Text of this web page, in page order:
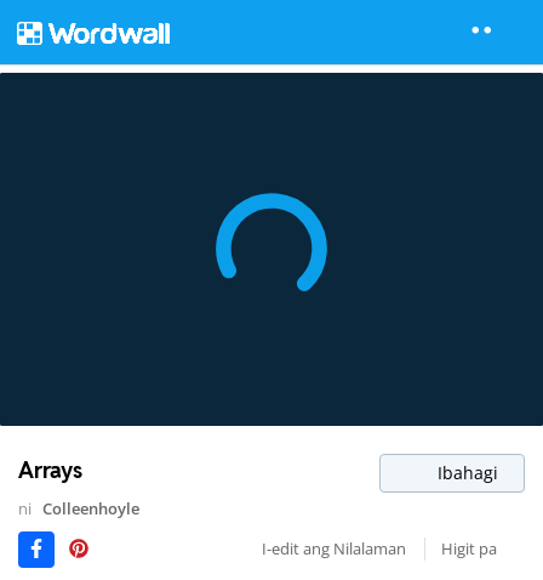
Arrays Ibahagi
ni Colleenhoyle
I-edit ang Nilalaman
Higit pa